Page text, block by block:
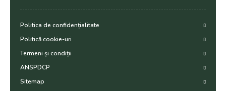
Politica de confidențialitate
Politică cookie-uri
Termeni și condiții
ANSPDCP
Sitemap